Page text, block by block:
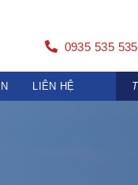
0935 535 535
LIÊN HỆ